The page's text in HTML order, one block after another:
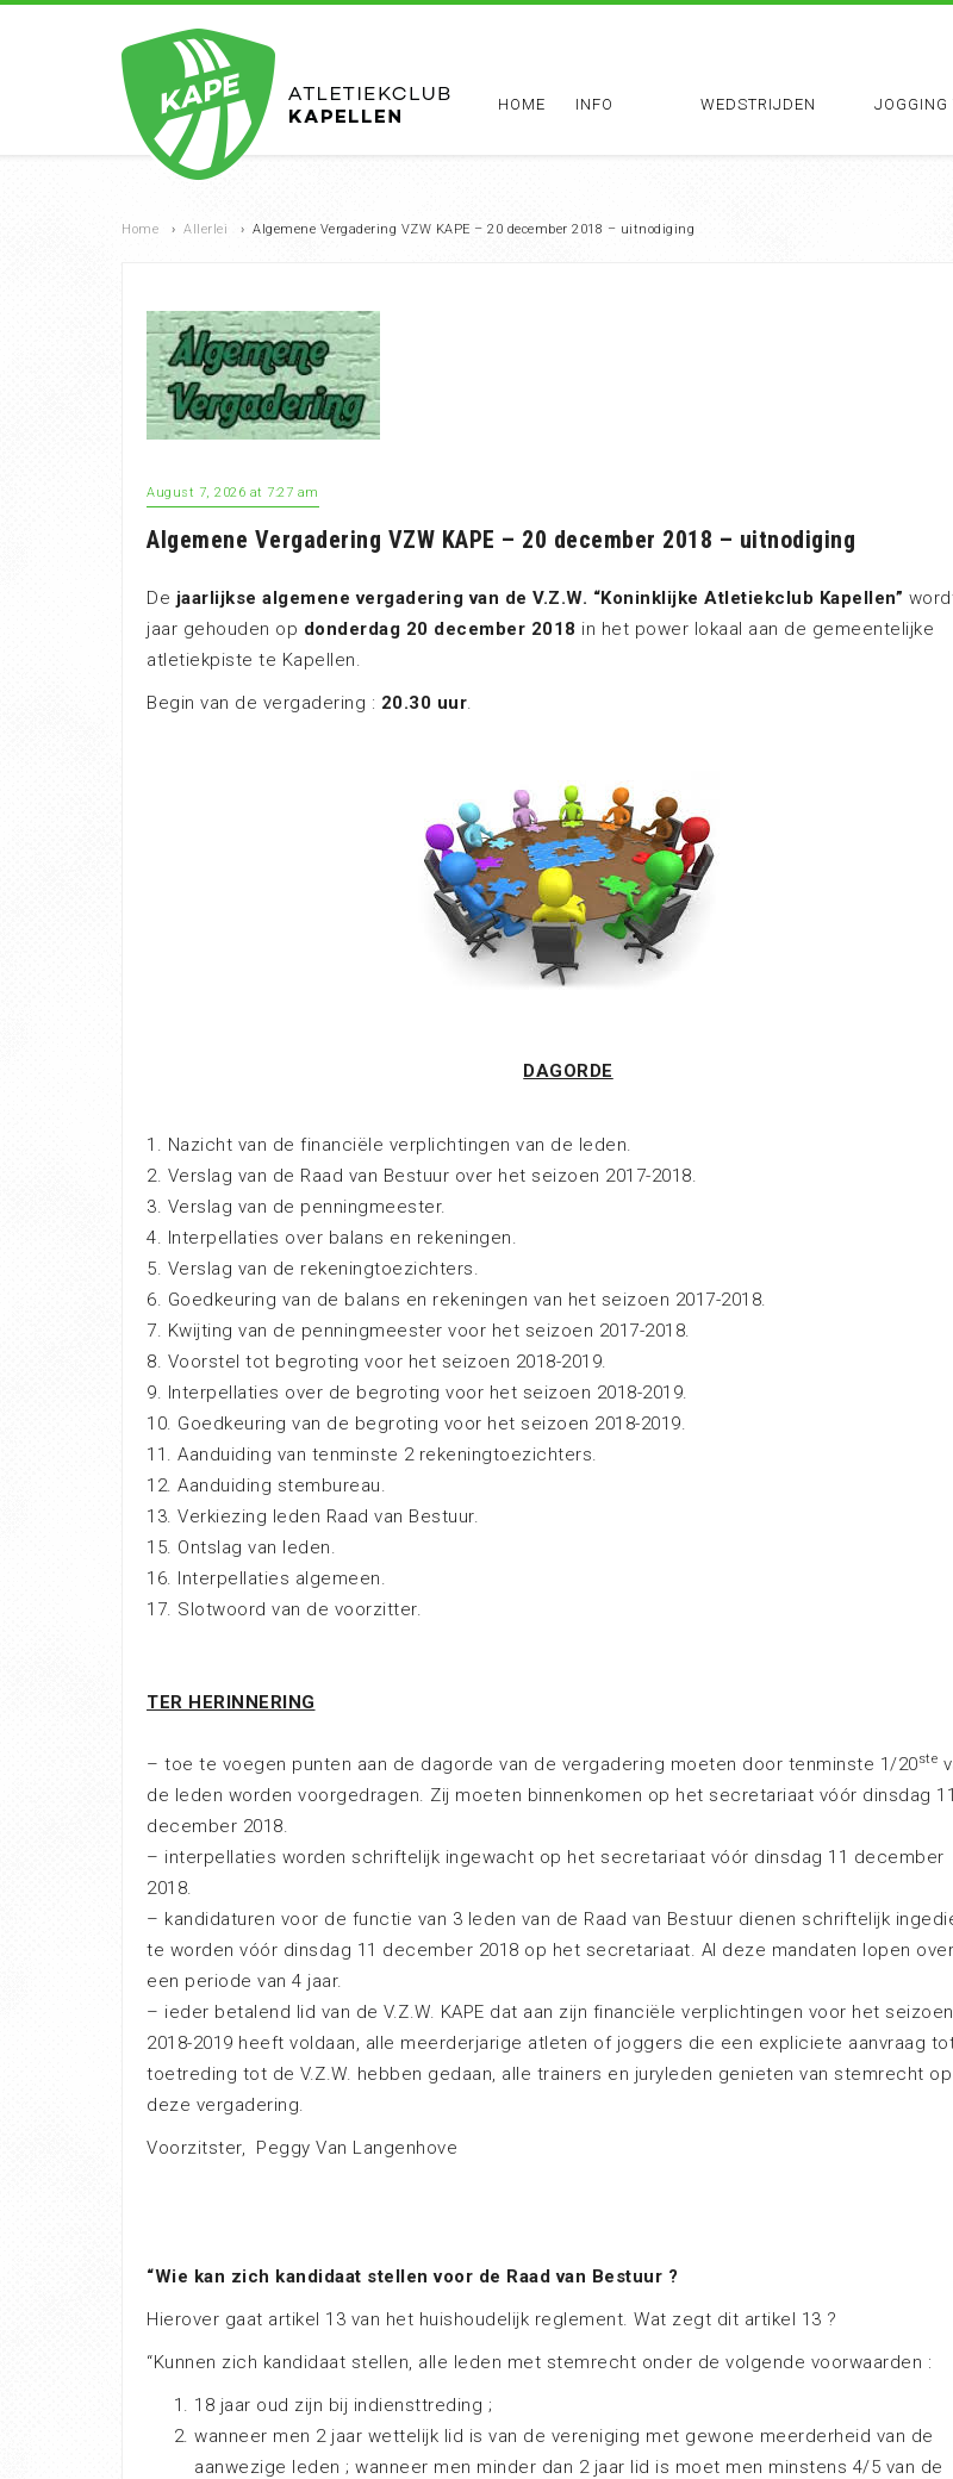
HOME INFO WEDSTRIJDEN JOGGING
Home › Allerlei › Algemene Vergadering VZW KAPE – 20 december 2018 – uitnodiging
August 7, 2026 at 7:27 am
Algemene Vergadering VZW KAPE – 20 december 2018 – uitnodiging
De jaarlijkse algemene vergadering van de V.Z.W. “Koninklijke Atletiekclub Kapellen”
jaar gehouden op donderdag 20 december 2018 in het power lokaal aan de gemeentelijke
atletiekpiste te Kapellen.
Begin van de vergadering : 20.30 uur.
DAGORDE
1. Nazicht van de financiële verplichtingen van de leden.
2. Verslag van de Raad van Bestuur over het seizoen 2017-2018.
3. Verslag van de penningmeester.
4. Interpellaties over balans en rekeningen.
5. Verslag van de rekeningtoezichters.
6. Goedkeuring van de balans en rekeningen van het seizoen 2017-2018.
7. Kwijting van de penningmeester voor het seizoen 2017-2018.
8. Voorstel tot begroting voor het seizoen 2018-2019.
9. Interpellaties over de begroting voor het seizoen 2018-2019.
10. Goedkeuring van de begroting voor het seizoen 2018-2019.
11. Aanduiding van tenminste 2 rekeningtoezichters.
12. Aanduiding stembureau.
13. Verkiezing leden Raad van Bestuur.
15. Ontslag van leden.
16. Interpellaties algemeen.
17. Slotwoord van de voorzitter.
TER HERINNERING
– toe te voegen punten aan de dagorde van de vergadering moeten door tenminste 1/20ste
de leden worden voorgedragen. Zij moeten binnenkomen op het secretariaat vóór dinsdag 11
december 2018.
– interpellaties worden schriftelijk ingewacht op het secretariaat vóór dinsdag 11 december
2018.
– kandidaturen voor de functie van 3 leden van de Raad van Bestuur dienen schriftelijk
te worden vóór dinsdag 11 december 2018 op het secretariaat. Al deze mandaten lopen over
een periode van 4 jaar.
– ieder betalend lid van de V.Z.W. KAPE dat aan zijn financiële verplichtingen voor het seizoen
2018-2019 heeft voldaan, alle meerderjarige atleten of joggers die een expliciete aanvraag
toetreding tot de V.Z.W. hebben gedaan, alle trainers en juryleden genieten van stemrecht op
deze vergadering.
Voorzitster, Peggy Van Langenhove
“Wie kan zich kandidaat stellen voor de Raad van Bestuur ?
Hierover gaat artikel 13 van het huishoudelijk reglement. Wat zegt dit artikel 13 ?
“Kunnen zich kandidaat stellen, alle leden met stemrecht onder de volgende voorwaarden :
18 jaar oud zijn bij indiensttreding ;
wanneer men 2 jaar wettelijk lid is van de vereniging met gewone meerderheid van de
aanwezige leden ; wanneer men minder dan 2 jaar lid is moet men minstens 4/5 van de